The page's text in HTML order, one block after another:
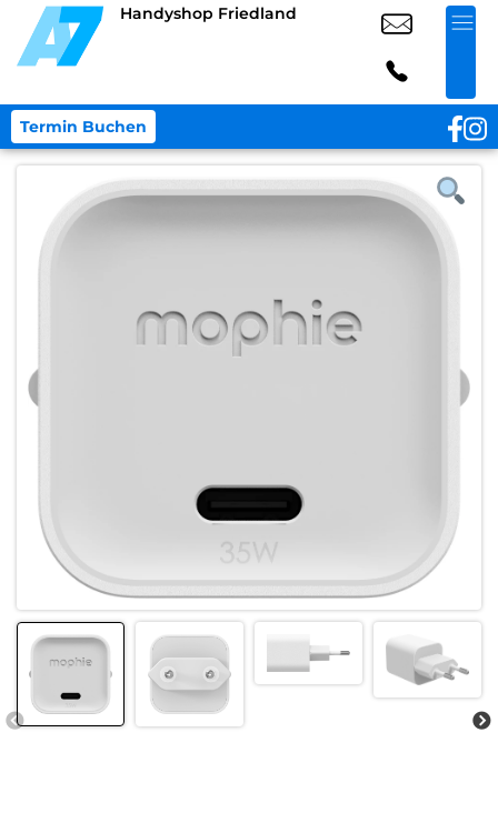
Handyshop Friedland
Termin Buchen